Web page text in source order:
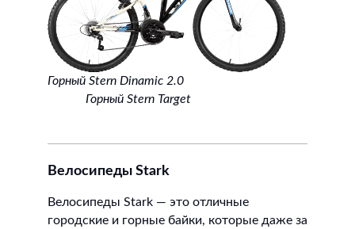
Горный Stern Dinamic 2.0
Горный Stern Target
Велосипеды Stark
Велосипеды Stark — это отличные
городские и горные байки, которые даже за